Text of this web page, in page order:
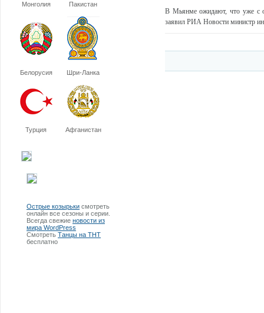
Монголия Пакистан
Белорусия Шри-Ланка
Турция Афганистан
Острые козырьки смотреть
онлайн все сезоны и серии.
Всегда свежие новости из
мира WordPress
Смотреть Танцы на ТНТ
бесплатно
В Мьянме ожидают, что уже с
заявил РИА Новости министр